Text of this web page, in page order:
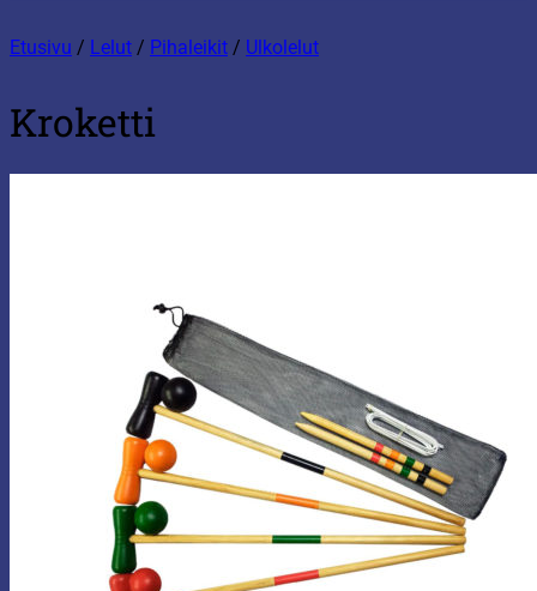
Etusivu / Lelut / Pihaleikit / Ulkolelut
Kroketti